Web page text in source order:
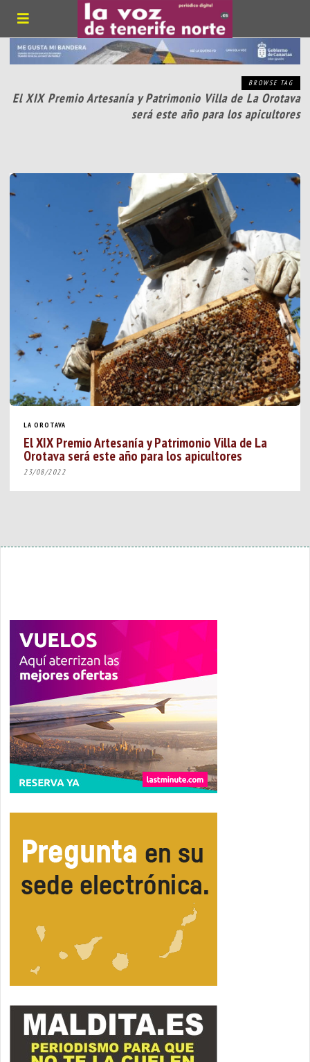
BROWSE TAG
El XIX Premio Artesanía y Patrimonio Villa de La Orotava
será este año para los apicultores
LA OROTAVA
El XIX Premio Artesanía y Patrimonio Villa de La
Orotava será este año para los apicultores
23/08/2022